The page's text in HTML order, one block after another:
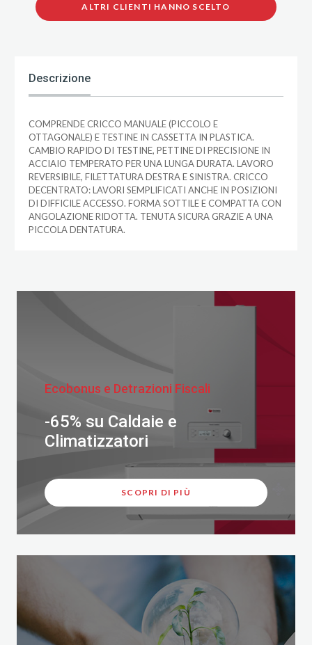
ALTRI CLIENTI HANNO SCELTO
Descrizione
COMPRENDE CRICCO MANUALE (PICCOLO E
OTTAGONALE) E TESTINE IN CASSETTA IN PLASTICA.
CAMBIO RAPIDO DI TESTINE, PETTINE DI PRECISIONE IN
ACCIAIO TEMPERATO PER UNA LUNGA DURATA. LAVORO
REVERSIBILE, FILETTATURA DESTRA E SINISTRA. CRICCO
DECENTRATO: LAVORI SEMPLIFICATI ANCHE IN POSIZIONI
DI DIFFICILE ACCESSO. FORMA SOTTILE E COMPATTA CON
ANGOLAZIONE RIDOTTA. TENUTA SICURA GRAZIE A UNA
PICCOLA DENTATURA.
Ecobonus e Detrazioni Fiscali
-65% su Caldaie e
Climatizzatori
SCOPRI DI PIÙ